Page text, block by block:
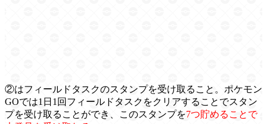
②はフィールドタスクのスタンプを受け取ること。ポケモン
GOでは1日1回フィールドタスクをクリアすることでスタン
プを受け取ることができ、このスタンプを7つ貯めることで